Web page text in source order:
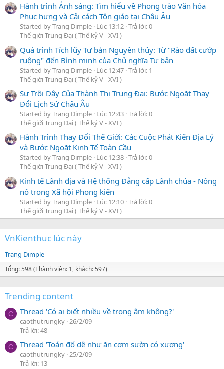
Hành trình Ánh sáng: Tìm hiểu về Phong trào Văn hóa
Phục hưng và Cải cách Tôn giáo tại Châu Âu
Started by Trang Dimple Lúc 13:12 Trả lời: 0
Thế giới Trung Đại ( Thế kỷ V - XVI )
Quá trình Tích lũy Tư bản Nguyên thủy: Từ "Rào đất cướp
ruộng" đến Bình minh của Chủ nghĩa Tư bản
Started by Trang Dimple Lúc 12:47 Trả lời: 1
Thế giới Trung Đại ( Thế kỷ V - XVI )
Sự Trỗi Dậy Của Thành Thị Trung Đại: Bước Ngoặt Thay
Đổi Lịch Sử Châu Âu
Started by Trang Dimple Lúc 12:43 Trả lời: 0
Thế giới Trung Đại ( Thế kỷ V - XVI )
Hành Trình Thay Đổi Thế Giới: Các Cuộc Phát Kiến Địa Lý
và Bước Ngoặt Kinh Tế Toàn Cầu
Started by Trang Dimple Lúc 12:38 Trả lời: 0
Thế giới Trung Đại ( Thế kỷ V - XVI )
Kinh tế Lãnh địa và Hệ thống Đẳng cấp Lãnh chúa - Nông
nô trong Xã hội Phong kiến
Started by Trang Dimple Lúc 12:10 Trả lời: 0
Thế giới Trung Đại ( Thế kỷ V - XVI )
VnKienthuc lúc này
Trang Dimple
Tổng: 598 (Thành viên: 1, khách: 597)
Trending content
C Thread 'Có ai biết nhiều về trọng âm không?'
caothutrungky 26/2/09
Trả lời: 48
C Thread 'Toán đố dễ như ăn cơm sườn có xương'
caothutrungky 25/2/09
Trả lời: 13